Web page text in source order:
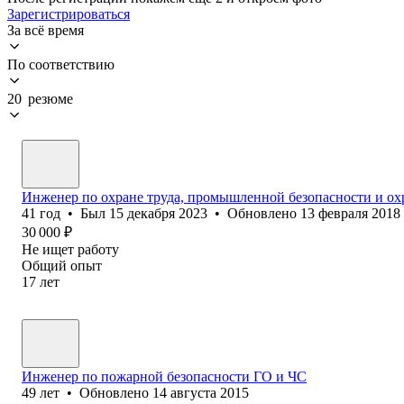
Зарегистрироваться
За всё время
По соответствию
20 резюме
Инженер по охране труда, промышленной безопасности и
41 год • Был 15 декабря 2023 • Обновлено 13 февраля 2018
30 000 ₽
Не ищет работу
Общий опыт
17 лет
Инженер по пожарной безопасности ГО и ЧС
49 лет • Обновлено 14 августа 2015